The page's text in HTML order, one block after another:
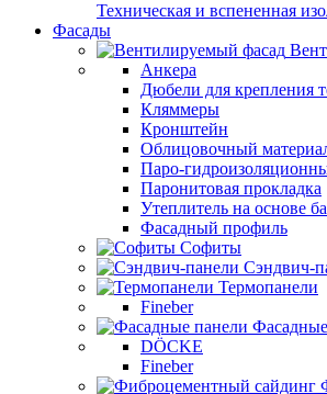
Техническая и вспененная
Фасады
Анкера
Дюбели для крепления
Кляммеры
Кронштейн
Облицовочный
Паро-
Паронитовая прокладка
Утеплитель на основе
Фасадный профиль
Софиты
Сэндвич-
Термопанели
Fineber
DÖCKE
Fineber